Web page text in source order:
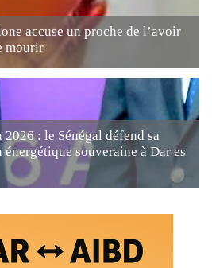
accuse un proche de l’avoir
mourir
: le Sénégal défend sa
souveraine à Dar es